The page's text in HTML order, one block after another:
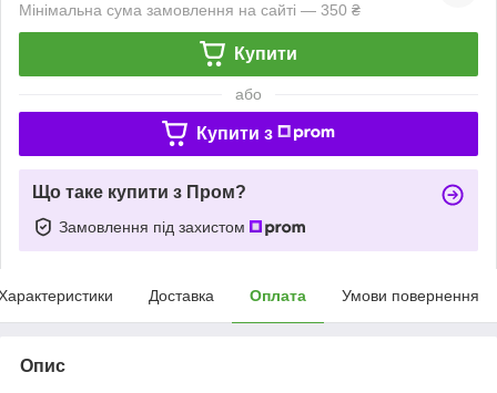
Мінімальна сума замовлення на сайті — 350 ₴
Купити
або
Купити з
Що таке купити з Пром?
Замовлення під захистом
Доставка Оплата Умови повернення
Опис